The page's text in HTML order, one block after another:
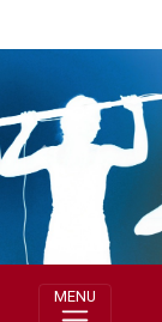
Previous
MENU